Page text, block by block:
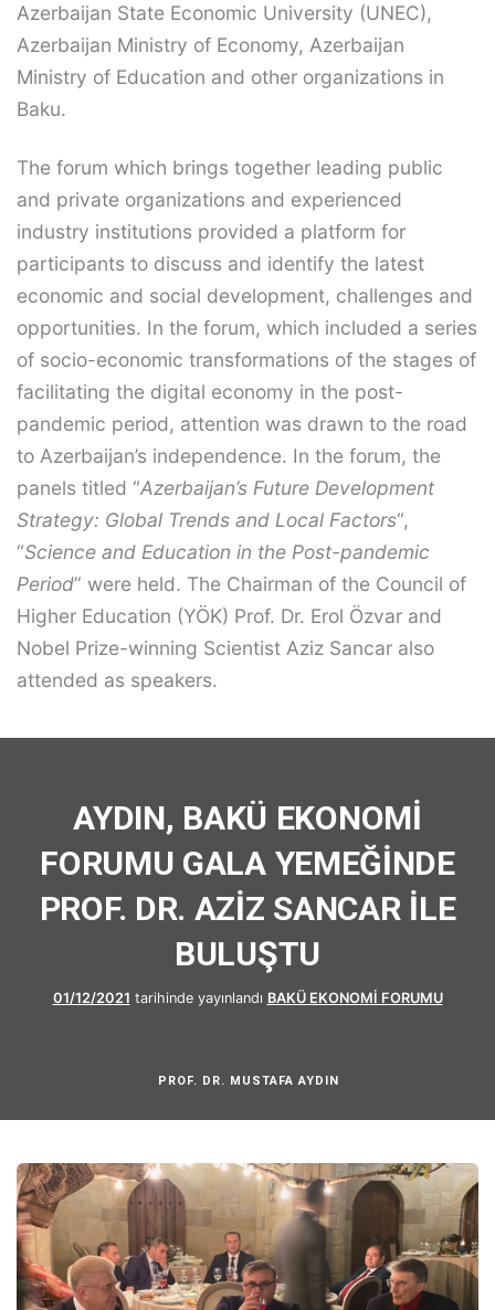
Azerbaijan State Economic University (UNEC),
Azerbaijan Ministry of Economy, Azerbaijan
Ministry of Education and other organizations in
Baku.
The forum which brings together leading public
and private organizations and experienced
industry institutions provided a platform for
participants to discuss and identify the latest
economic and social development, challenges and
opportunities. In the forum, which included a series
of socio-economic transformations of the stages of
facilitating the digital economy in the post-
pandemic period, attention was drawn to the road
to Azerbaijan’s independence. In the forum, the
panels titled “Azerbaijan’s Future Development
Strategy: Global Trends and Local Factors“,
“Science and Education in the Post-pandemic
Period” were held. The Chairman of the Council of
Higher Education (YÖK) Prof. Dr. Erol Özvar and
Nobel Prize-winning Scientist Aziz Sancar also
attended as speakers.
AYDIN, BAKÜ EKONOMİ
FORUMU GALA YEMEĞİNDE
PROF. DR. AZİZ SANCAR İLE
BULUŞTU
01/12/2021 tarihinde yayınlandı BAKÜ EKONOMİ FORUMU
PROF. DR. MUSTAFA AYDIN